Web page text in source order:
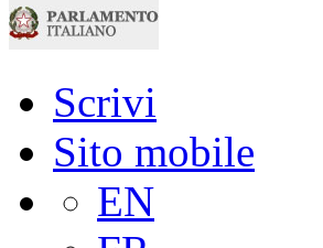
Scrivi
Sito mobile
EN